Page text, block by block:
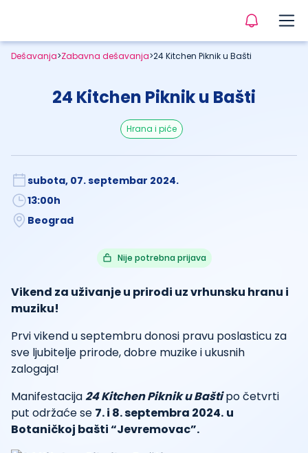
Dešavanja>Zabavna dešavanja>24 Kitchen Piknik u Bašti
24 Kitchen Piknik u Bašti
hrana i piće
subota, 07. septembar 2024.
13:00h
Beograd
Nije potrebna prijava
Vikend za uživanje u prirodi uz vrhunsku hranu i
muziku!
Prvi vikend u septembru donosi pravu poslasticu za
sve ljubitelje prirode, dobre muzike i ukusnih
zalogaja!
Manifestacija24 Kitchen Piknik u Baštipo četvrti
put održaće se 7. i 8. septembra 2024. u
Botaničkoj bašti “Jevremovac”.